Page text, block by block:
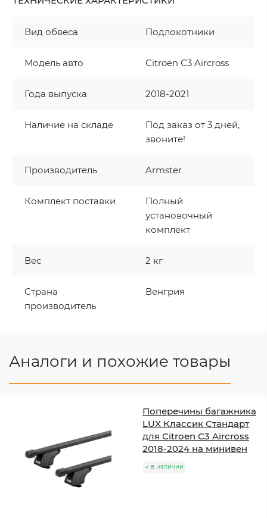
Вид обвеса Подлокотники
Модель авто Citroen C3 Aircross
Года выпуска 2018-2021
Наличие на складе
Под заказ от 3 дней,
звоните!
Производитель Armster
Комплект поставки
Полный
установочный
комплект
Вес 2 кг
Страна
производитель
Венгрия
Аналоги и похожие товары
Поперечины багажника
LUX Классик Стандарт
для Citroen C3 Aircross
2018-2024 на минивен
в наличии